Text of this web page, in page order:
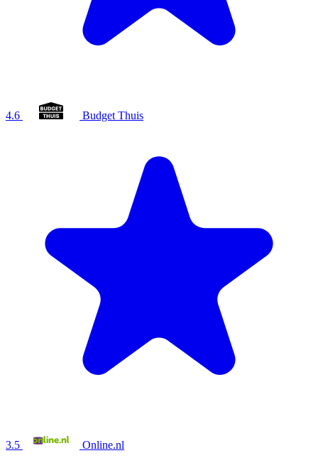
4.6 Budget Thuis
3.5 Online.nl